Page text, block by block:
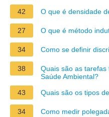
42 O que é densidade
27 O que é método
34 Como se definir
38
Quais são as tarefas
Saúde Ambiental?
43
Quais são os tipos
34 Como medir